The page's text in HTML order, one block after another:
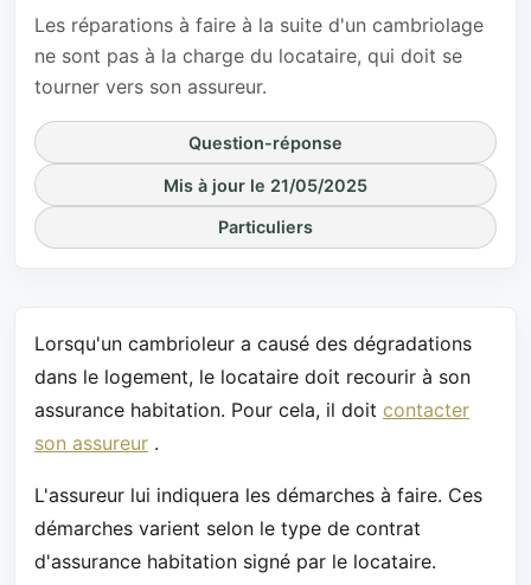
Les réparations à faire à la suite d'un cambriolage
ne sont pas à la charge du locataire, qui doit se
tourner vers son assureur.
Question-réponse
Mis à jour le 21/05/2025
Particuliers
Lorsqu'un cambrioleur a causé des dégradations
dans le logement, le locataire doit recourir à son
assurance habitation. Pour cela, il doit contacter
son assureur .
L'assureur lui indiquera les démarches à faire. Ces
démarches varient selon le type de contrat
d'assurance habitation signé par le locataire.